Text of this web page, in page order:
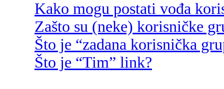
Kako mogu postati vođa
Zašto su (neke) korisničke
Što je “zadana korisnička
Što je “Tim” link?